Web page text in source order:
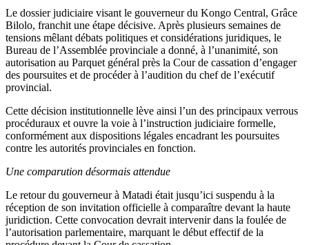
time
Le dossier judiciaire visant le gouverneur du Kongo Central, Grâce
Bilolo, franchit une étape décisive. Après plusieurs semaines de
tensions mêlant débats politiques et considérations juridiques, le
Bureau de l’Assemblée provinciale a donné, à l’unanimité, son
autorisation au Parquet général près la Cour de cassation d’engager
des poursuites et de procéder à l’audition du chef de l’exécutif
provincial.
Cette décision institutionnelle lève ainsi l’un des principaux verrous
procéduraux et ouvre la voie à l’instruction judiciaire formelle,
conformément aux dispositions légales encadrant les poursuites
contre les autorités provinciales en fonction.
Une comparution désormais attendue
Le retour du gouverneur à Matadi était jusqu’ici suspendu à la
réception de son invitation officielle à comparaître devant la haute
juridiction. Cette convocation devrait intervenir dans la foulée de
l’autorisation parlementaire, marquant le début effectif de la